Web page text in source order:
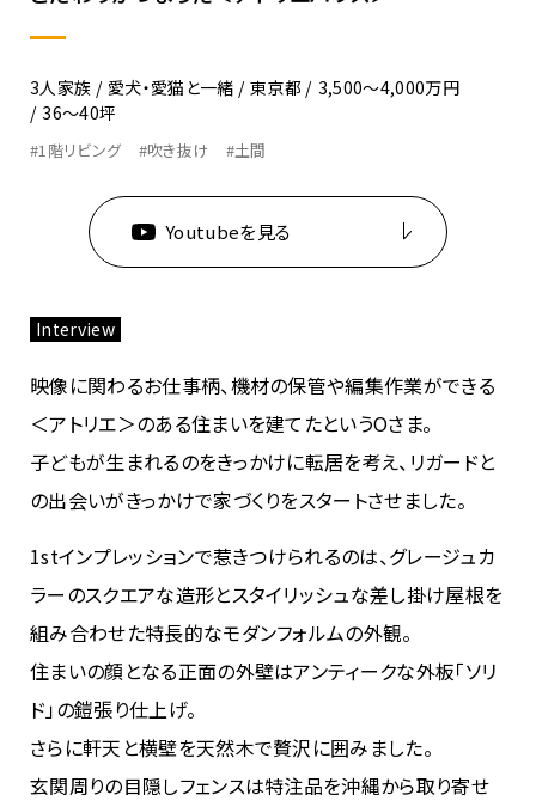
3人家族 愛犬・愛猫と一緒 東京都
3,500〜4,000万円
36〜40坪
#1階リビング #吹き抜け #土間
Youtubeを見る
Interview
映像に関わるお仕事柄、機材の保管や編集作業ができる
＜アトリエ＞のある住まいを建てたというOさま。
子どもが生まれるのをきっかけに転居を考え、リガードと
の出会いがきっかけで家づくりをスタートさせました。
1stインプレッションで惹きつけられるのは、グレージュカ
ラーのスクエアな造形とスタイリッシュな差し掛け屋根を
組み合わせた特長的なモダンフォルムの外観。
住まいの顔となる正面の外壁はアンティークな外板「ソリ
ド」の鎧張り仕上げ。
さらに軒天と横壁を天然木で贅沢に囲みました。
玄関周りの目隠しフェンスは特注品を沖縄から取り寄せ